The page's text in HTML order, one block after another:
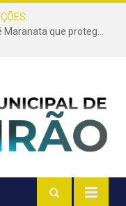
Projeto de autoria do presidente Gessé Maranata que protege as estradas vicinais de Trairão é transformado em lei